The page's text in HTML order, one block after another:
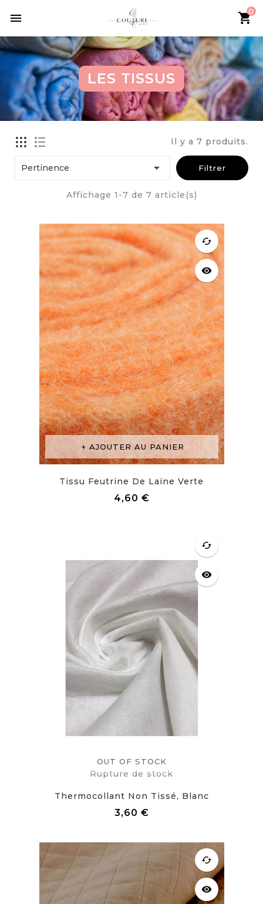
 0
LES TISSUS
Il y a 7 produits.
Pertinence  Filtrer
Affichage 1-7 de 7 article(s)
AJOUTER AU PANIER
cached
visibility
Tissu Feutrine De Laine Verte
4,60 €Prix
Rupture de stock
OUT OF STOCK
cached
visibility
Thermocollant Non Tissé, Blanc
3,60 €Prix
cached
visibility